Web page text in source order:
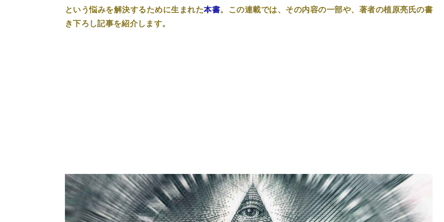
という悩みを解決するために生まれた本書。この連載では、その内容の一部や、著者の植原亮氏の書
き下ろし記事を紹介します。